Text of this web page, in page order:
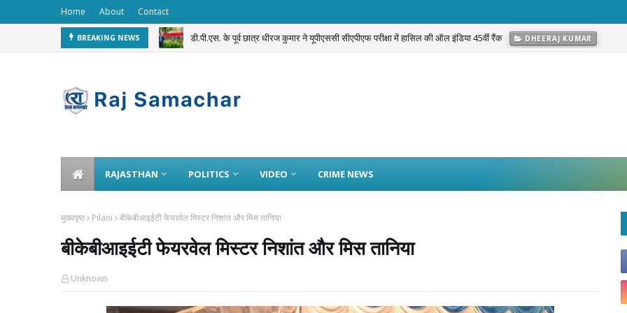
Home About Contact
BREAKING NEWS सवाई माधोपुर पुलिस का अनूठा ‘Drug Warrior Campaign’: नफरत नहीं, Love और अपनत्व से नशे के खिलाफ सामाजिक मुहिम
RAJASTHAN POLITICS VIDEO CRIME NEWS
मुख्यपृष्ठ Pilani बीकेबीआइईटी फेयरवेल मिस्टर निशांत और मिस तानिया
बीकेबीआइईटी फेयरवेल मिस्टर निशांत और मिस तानिया
Unknown